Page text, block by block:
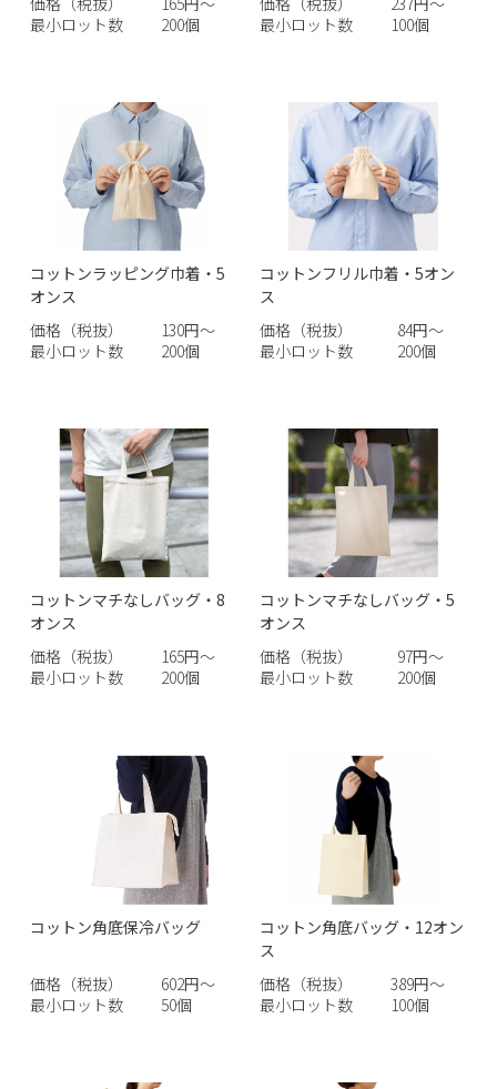
最小ロット数
200個
最小ロット数
100個
コットンラッピング巾着・5
オンス
価格（税抜）
130円～
最小ロット数
200個
コットンフリル巾着・5オン
ス
価格（税抜）
84円～
最小ロット数
200個
コットンマチなしバッグ・8
オンス
価格（税抜）
165円～
最小ロット数
200個
コットンマチなしバッグ・5
オンス
価格（税抜）
97円～
最小ロット数
200個
コットン角底保冷バッグ
価格（税抜）
602円～
最小ロット数
50個
コットン角底バッグ・12オン
ス
価格（税抜）
389円～
最小ロット数
100個